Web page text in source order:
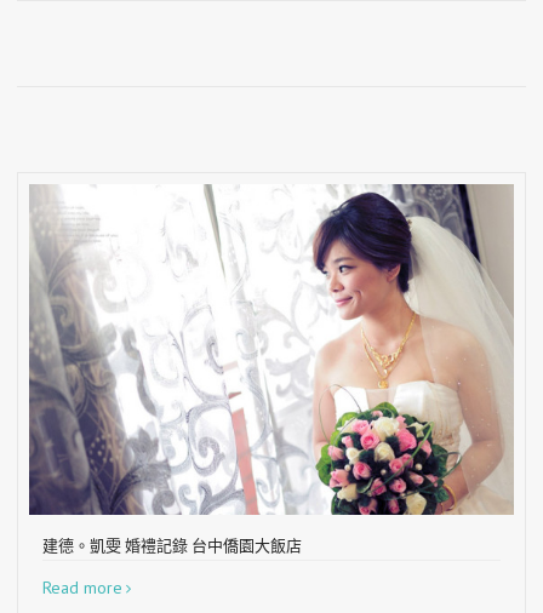
建德。凱雯 婚禮記錄 台中僑園大飯店
Read more